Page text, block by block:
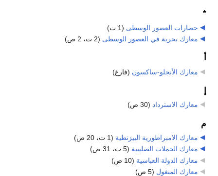
*
حصارات العصور الوسطى (1 ت)
معارك بحرية في العصور الوسطى (2 ت، 2 ص)
معارك الأنجلو-ساكسون (فارغ)
إ
معارك الاسترداد (30 ص)
م
معارك الامبراطورية البيزنطية (1 ت، 20 ص)
معارك الحملات الصليبية (5 ت، 31 ص)
معارك الدولة العباسية (10 ص)
معارك المنغول (5 ص)